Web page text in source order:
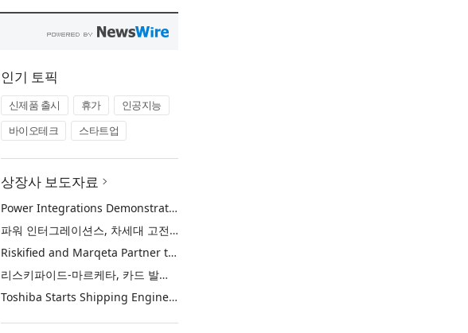
인기 토픽
신제품 출시 휴가
인공지능
바이오테크
스타트업
상장사 보도자료
Power Integrations Demonstrates World’s First 2200 V GaN Technology for Next-Era High-Voltage Power Systems
파워 인터그레이션스, 차세대 고전압 전력 시스템을 위한 세계 최초의 2200V GaN 기술 시연
Riskified and Marqeta Partner to Sharpen Card Issuer Authorization Decisions and Help Reduce False Declines
리스키파이드-마르케타, 카드 발급사의 승인 판단 정교화 및 오거절 감소 위해 협력
Toshiba Starts Shipping Engineering Samples of TXZ+™ Family Entry‑Class M4V Group, Standard Microcontrollers with Arm® Cortex®‑M4 Core for System Control Applications